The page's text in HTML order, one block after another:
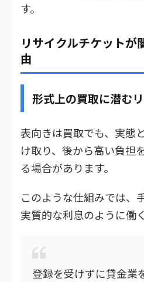
す。
リサイクルチケットが
由
形式上の買取に潜む
表向きは買取でも、実態
け取り、後から高い負担
る場合があります。
このような仕組みでは、
実質的な利息のように働
登録を受けずに貸金業